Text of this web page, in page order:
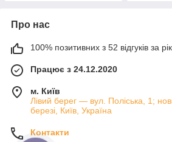
Про нас
100% позитивних з 52 відгуків за рік
Працює з 24.12.2020
м. Київ
Лівий берег — вул. Поліська, 1;
березі, Київ, Україна
Контакти